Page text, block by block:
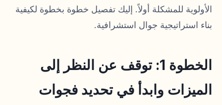
الأولوية للمشكلة أولاً. إليك تفصيل خطوة بخطوة لكيفية
بناء استراتيجية جوال استشرافية.
الخطوة 1: توقف عن النظر إلى
الميزات وابدأ في تحديد فجوات